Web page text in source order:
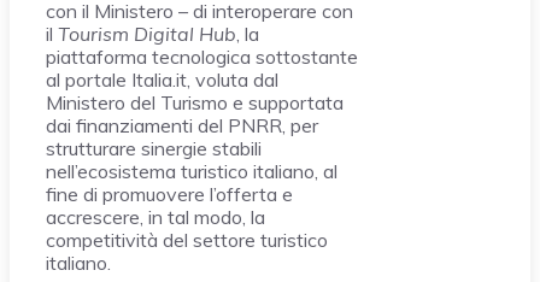
con il Ministero – di interoperare con
il Tourism Digital Hub, la
piattaforma tecnologica sottostante
al portale Italia.it, voluta dal
Ministero del Turismo e supportata
dai finanziamenti del PNRR, per
strutturare sinergie stabili
nell’ecosistema turistico italiano, al
fine di promuovere l’offerta e
accrescere, in tal modo, la
competitività del settore turistico
italiano.